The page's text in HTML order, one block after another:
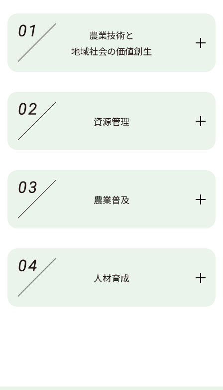
農業技術と
地域社会の価値創生
資源管理
農業普及
人材育成